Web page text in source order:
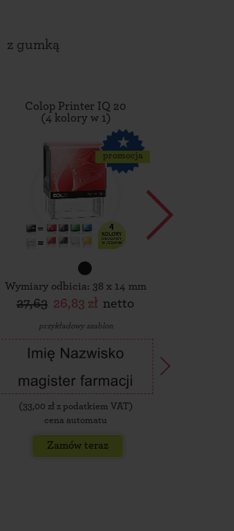
z gumką
Colop Printer IQ 20
(4 kolory w 1)
promocja
Wymiary odbicia: 38 x 14 mm
27,63 26,83 zł netto
przykładowy szablon
( 33,00 zł z podatkiem VAT)
cena automatu
Zamów teraz